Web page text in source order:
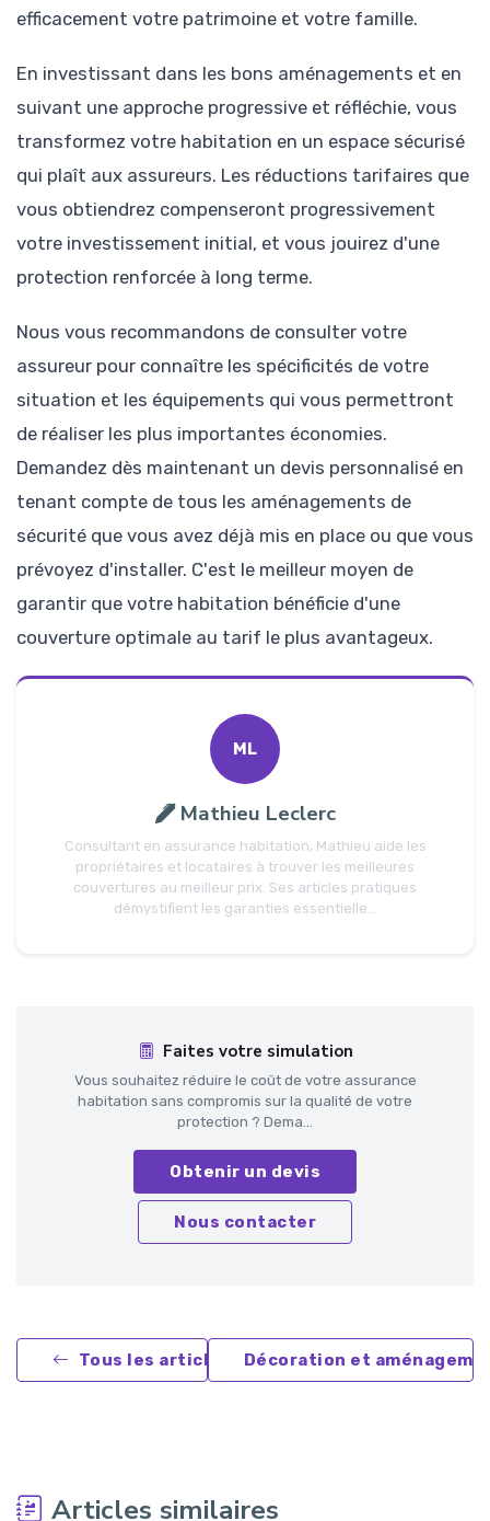
efficacement votre patrimoine et votre famille.
En investissant dans les bons aménagements et en
suivant une approche progressive et réfléchie, vous
transformez votre habitation en un espace sécurisé
qui plaît aux assureurs. Les réductions tarifaires que
vous obtiendrez compenseront progressivement
votre investissement initial, et vous jouirez d'une
protection renforcée à long terme.
Nous vous recommandons de consulter votre
assureur pour connaître les spécificités de votre
situation et les équipements qui vous permettront
de réaliser les plus importantes économies.
Demandez dès maintenant un devis personnalisé en
tenant compte de tous les aménagements de
sécurité que vous avez déjà mis en place ou que vous
prévoyez d'installer. C'est le meilleur moyen de
garantir que votre habitation bénéficie d'une
couverture optimale au tarif le plus avantageux.
ML
Mathieu Leclerc
Consultant en assurance habitation, Mathieu aide les
propriétaires et locataires à trouver les meilleures
couvertures au meilleur prix. Ses articles pratiques
démystifient les garanties essentielle...
Faites votre simulation
Vous souhaitez réduire le coût de votre assurance
habitation sans compromis sur la qualité de votre
protection ? Dema...
Obtenir un devis
Nous contacter
Tous les articles Décoration et
Articles similaires